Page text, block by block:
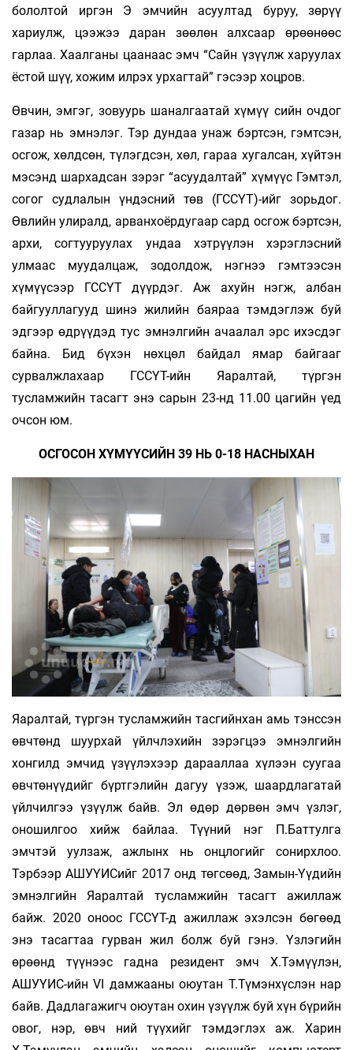
бололтой иргэн Э эмчийн асуултад буруу, зөрүү
хариулж, цээжээ даран зөөлөн алхсаар өрөөнөөс
гарлаа. Хаалганы цаанаас эмч “Сайн үзүүлж харуулах
ёстой шүү, хожим илрэх урхагтай” гэсээр хоцров.
Өвчин, эмгэг, зовуурь шаналгаатай хүмүү­ сийн очдог
газар нь эмнэлэг. Тэр дундаа унаж бэртсэн, гэмтсэн,
осгож, хөлдсөн, түлэгдсэн, хөл, гараа хугалсан, хүйтэн
мэсэнд шархадсан зэрэг “асуудалтай” хүмүүс Гэмтэл,
согог судлалын үндэсний төв (ГССҮТ)-ийг зорьдог.
Өвлийн улиралд, арванхоёрдугаар сард осгож бэртсэн,
архи, согтууруулах ундаа хэтрүүлэн хэрэглэсний
улмаас муудалцаж, зодолдож, нэгнээ гэмтээсэн
хүмүүсээр ГССҮТ дүүрдэг. Аж ахуйн нэгж, албан
байгууллагууд шинэ жилийн баяраа тэмдэглэж буй
эдгээр өдрүүдэд тус эмнэлгийн ачаалал эрс ихэсдэг
байна. Бид бүхэн нөхцөл байдал ямар байгааг
сурвалжлахаар ГССҮТ-ийн Яаралтай, түргэн
тусламжийн тасагт энэ сарын 23-нд 11.00 цагийн үед
очсон юм.
ОСГОСОН ХҮМҮҮСИЙН 39 НЬ 0-18 НАСНЫХАН
Яаралтай, түргэн тусламжийн тасгийнхан амь тэнссэн
өвчтөнд шуурхай үйлчлэхийн зэрэгцээ эмнэлгийн
хонгилд эмчид үзүүлэхээр дарааллаа хүлээн суугаа
өвчтөнүүдийг бүртгэлийн дагуу үзэж, шаардлагатай
үйлчилгээ үзүүлж байв. Эл өдөр дөрвөн эмч үзлэг,
оношилгоо хийж байлаа. Түүний нэг П.Баттулга
эмчтэй уулзаж, ажлынх нь онцлогийг сонирхлоо.
Тэрбээр АШУҮИСийг 2017 онд төгсөөд, Замын-Үүдийн
эмнэлгийн Яаралтай тусламжийн тасагт ажиллаж
байж. 2020 оноос ГССҮТ-д ажиллаж эхэлсэн бөгөөд
энэ тасагтаа гурван жил болж буй гэнэ. Үзлэгийн
өрөөнд түүнээс гадна резидент эмч Х.Тэмүүлэн,
АШУҮИС-ийн VI дамжааны оюутан Т.Түмэнхүслэн нар
байв. Дадлагажигч оюутан охин үзүүлж буй хүн бүрийн
овог, нэр, өвч­ ний түүхийг тэмдэглэх аж. Харин